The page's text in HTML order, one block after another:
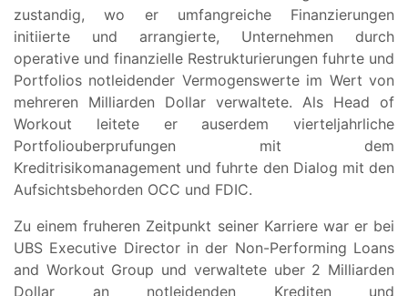
zustandig, wo er umfangreiche Finanzierungen
initiierte und arrangierte, Unternehmen durch
operative und finanzielle Restrukturierungen fuhrte und
Portfolios notleidender Vermogenswerte im Wert von
mehreren Milliarden Dollar verwaltete. Als Head of
Workout leitete er auserdem vierteljahrliche
Portfoliouberprufungen mit dem
Kreditrisikomanagement und fuhrte den Dialog mit den
Aufsichtsbehorden OCC und FDIC.
Zu einem fruheren Zeitpunkt seiner Karriere war er bei
UBS Executive Director in der Non-Performing Loans
and Workout Group und verwaltete uber 2 Milliarden
Dollar an notleidenden Krediten und